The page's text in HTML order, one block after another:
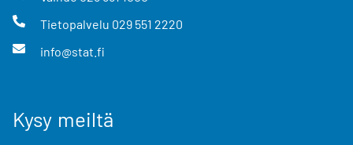
Tietopalvelu 029 551 2220
info@stat.fi
Kysy meiltä